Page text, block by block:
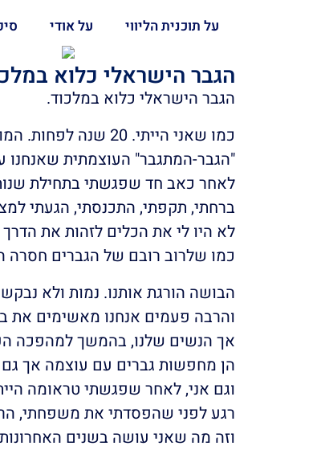
על תוכנית הליווי על אודי
הגבר הישראלי כלוא
הגבר הישראלי כלוא במלכוד.
כמו שאני הייתי.
"הגבר-המתגבר" העוצמתית שאנחנו
לאחר כאב חד שפגשתי בתחילת שנות ה 30
ברחתי, תקפתי, התכנסתי, הגעתי
לא היו לי את הכלים לזהות את
כמו שלרוב רובם של הגברים חסרה
הבושה הורגת אותנו. נמות ולא
והרבה פעמים אנחנו מאשימים את
אך הנשים שלנו, בהמשך למהפכה
הן מחפשות גברים עם עוצמה אך
וגם אני, לאחר שפגשתי טראומה
רגע לפני שהפסדתי את משפחתי,
וזה מה שאני עושה בשנים